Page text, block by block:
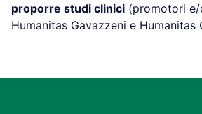
proporre studi clinici (promotori
Humanitas Gavazzeni e Humanitas